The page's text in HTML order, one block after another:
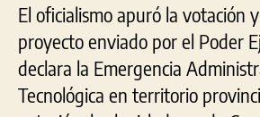
El oficialismo apuró la votación
proyecto enviado por el Poder
declara la Emergencia
Tecnológica en territorio